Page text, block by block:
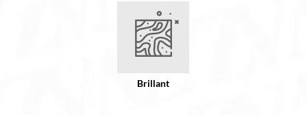
Brillant